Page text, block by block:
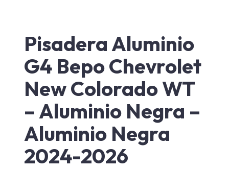
Pisadera Aluminio
G4 Bepo Chevrolet
New Colorado WT
– Aluminio Negra –
Aluminio Negra
2024-2026